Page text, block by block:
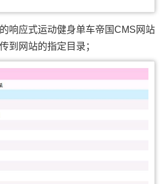
响应式运动健身单车帝国CMS网站
到网站的指定目录；